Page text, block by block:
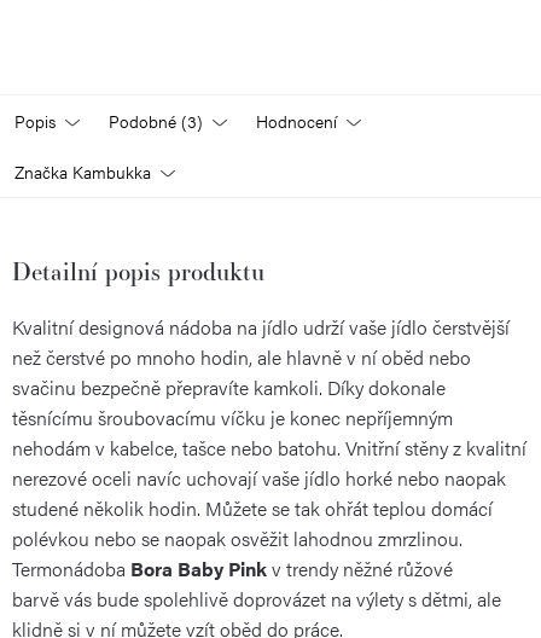
Popis Podobné (3) Hodnocení
Značka Kambukka
Detailní popis produktu
Kvalitní designová nádoba na jídlo udrží vaše jídlo čerstvější
než čerstvé po mnoho hodin, ale hlavně v ní oběd nebo
svačinu bezpečně přepravíte kamkoli. Díky dokonale
těsnícímu šroubovacímu víčku je konec nepříjemným
nehodám v kabelce, tašce nebo batohu. Vnitřní stěny z kvalitní
nerezové oceli navíc uchovají vaše jídlo horké nebo naopak
studené několik hodin. Můžete se tak ohřát teplou domácí
polévkou nebo se naopak osvěžit lahodnou zmrzlinou.
Termonádoba Bora Baby Pinkv trendy něžné růžové
barvě vás bude spolehlivě doprovázet na výlety s dětmi, ale
klidně si v ní můžete vzít oběd do práce.